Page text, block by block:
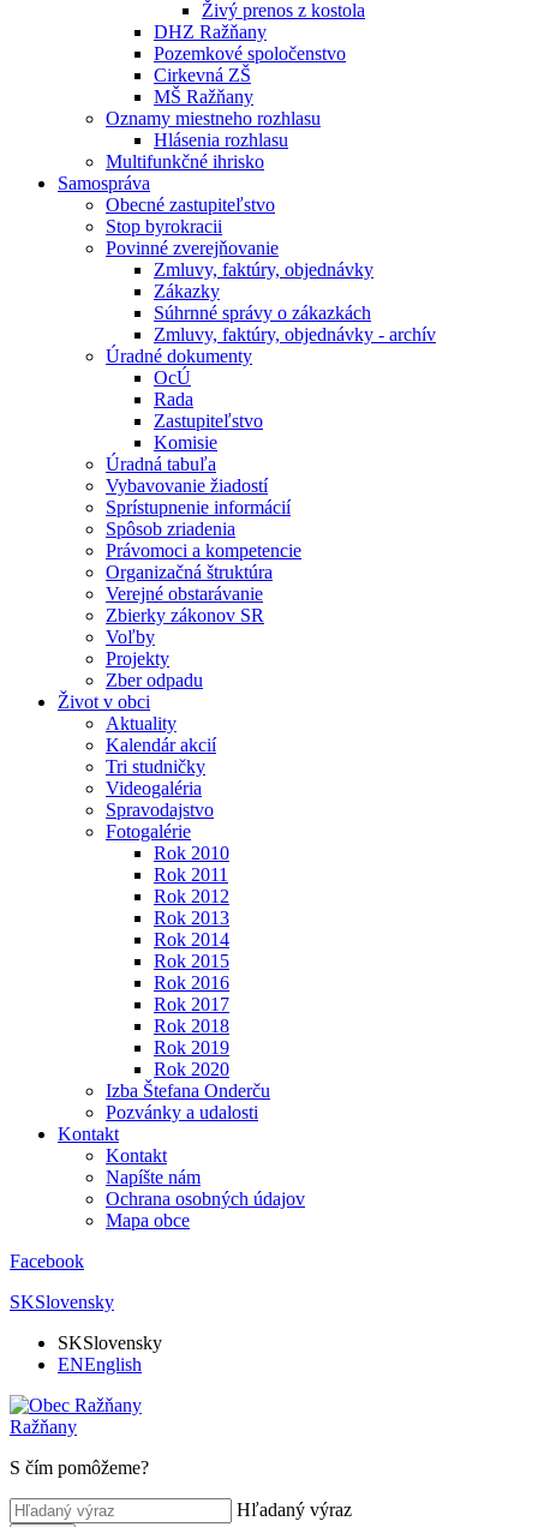
Živý prenos z kostola
DHZ Ražňany
Pozemkové spoločenstvo
Cirkevná ZŠ
MŠ Ražňany
Oznamy miestneho rozhlasu
Hlásenia rozhlasu
Multifunkčné ihrisko
Samospráva
Obecné zastupiteľstvo
Stop byrokracii
Povinné zverejňovanie
Zmluvy, faktúry, objednávky
Zákazky
Súhrnné správy o zákazkách
Zmluvy, faktúry, objednávky - archív
Úradné dokumenty
OcÚ
Rada
Zastupiteľstvo
Komisie
Úradná tabuľa
Vybavovanie žiadostí
Sprístupnenie informácií
Spôsob zriadenia
Právomoci a kompetencie
Organizačná štruktúra
Verejné obstarávanie
Zbierky zákonov SR
Voľby
Projekty
Zber odpadu
Život v obci
Aktuality
Kalendár akcií
Tri studničky
Videogaléria
Spravodajstvo
Fotogalérie
Rok 2010
Rok 2011
Rok 2012
Rok 2013
Rok 2014
Rok 2015
Rok 2016
Rok 2017
Rok 2018
Rok 2019
Rok 2020
Izba Štefana Onderču
Pozvánky a udalosti
Kontakt
Kontakt
Napíšte nám
Ochrana osobných údajov
Mapa obce
Facebook
SKSlovensky
SKSlovensky
ENEnglish
Ražňany
S čím pomôžeme?
Hľadaný výraz